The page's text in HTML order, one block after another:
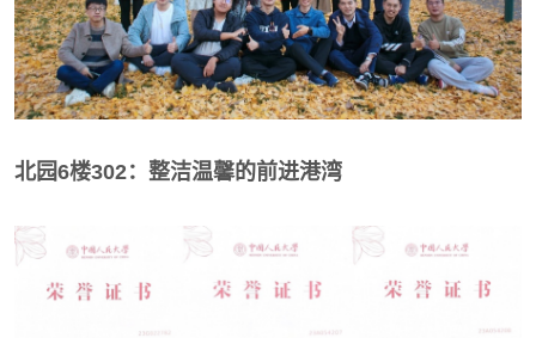
北园6楼302：整洁温馨的前进港湾